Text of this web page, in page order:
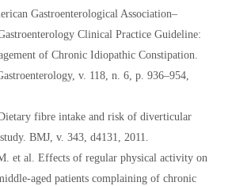
Gastroenterological Association–
Clinical Practice Guideline:
of Chronic Idiopathic Constipation.
v. 118, n. 6, p. 936–954,
fibre intake and risk of diverticular
BMJ, v. 343, d4131, 2011.
et al. Effects of regular physical activity on
aged patients complaining of chronic